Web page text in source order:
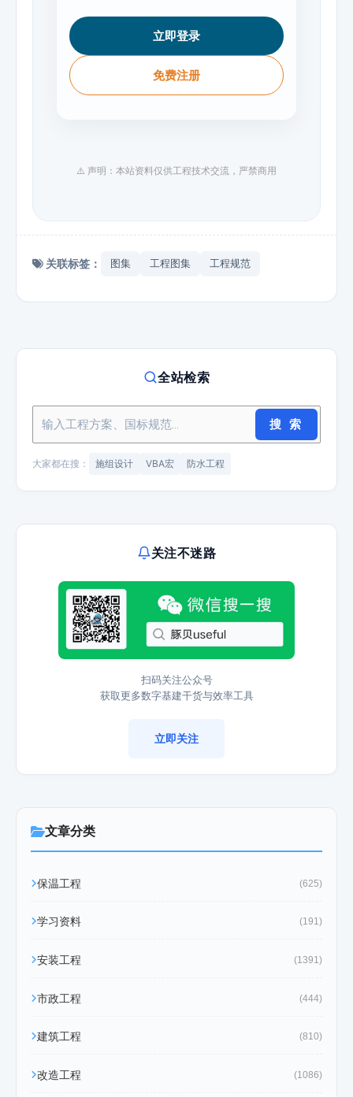
立即登录
免费注册
⚠️ 声明：本站资料仅供工程技术交流，严禁商用
关联标签： 图集 工程图集 工程规范
全站检索
搜 索
大家都在搜： 施组设计 VBA宏 防水工程
关注不迷路
扫码关注公众号
获取更多数字基建干货与效率工具
立即关注
文章分类
保温工程 (625)
学习资料 (191)
安装工程 (1391)
市政工程 (444)
建筑工程 (810)
改造工程 (1086)